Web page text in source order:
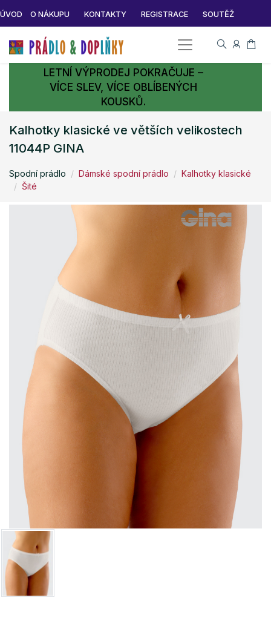
ÚVOD O NÁKUPU KONTAKTY REGISTRACE SOUTĚŽ
LETNÍ VÝPRODEJ POKRAČUJE –
VÍCE SLEV, VÍCE OBLÍBENÝCH
KOUSKŮ.
Kalhotky klasické ve větších velikostech
11044P GINA
Spodní prádlo Dámské spodní prádlo
Kalhotky klasické
Šité